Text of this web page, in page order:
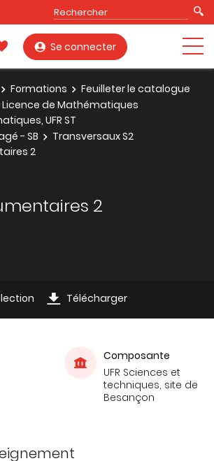
Se connecter
Formations
Feuilleter le catalogue
Licence de Mathématiques
UFR ST
- SB
Transversaux S2
2
2
Télécharger
Composante
UFR Sciences et
techniques, site de
Besançon